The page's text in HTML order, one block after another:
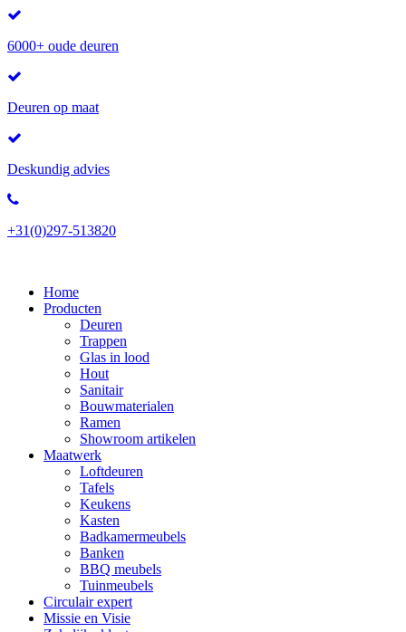
6000+ oude deuren
Deuren op maat
Deskundig advies
+31(0)297-513820
Home
Producten
Deuren
Trappen
Glas in lood
Hout
Sanitair
Bouwmaterialen
Ramen
Showroom artikelen
Maatwerk
Loftdeuren
Tafels
Keukens
Kasten
Badkamermeubels
Banken
BBQ meubels
Tuinmeubels
Circulair expert
Missie en Visie